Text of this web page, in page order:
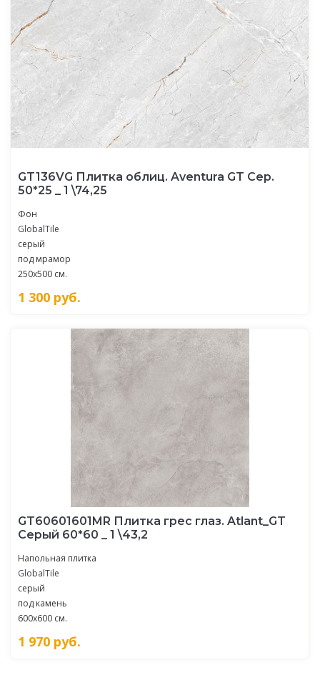
GT136VG Плитка облиц. Aventura GT Сер.
50*25 _ 1 \74,25
Фон
GlobalTile
серый
под мрамор
250x500 см.
1 300 руб.
GT60601601MR Плитка грес глаз. Atlant_GT
Серый 60*60 _ 1 \43,2
Напольная плитка
GlobalTile
серый
под камень
600x600 см.
1 970 руб.